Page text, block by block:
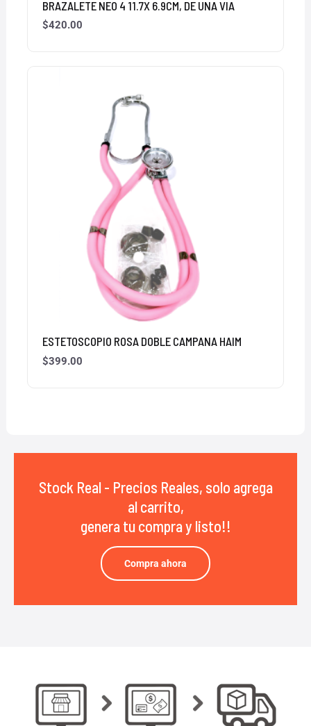
BRAZALETE NEO 4 11.7X 6.9CM, DE UNA VIA
$420.00
ESTETOSCOPIO ROSA DOBLE CAMPANA HAIM
$399.00
Stock Real - Precios Reales, solo agrega
al carrito,
genera tu compra y listo!!
Compra ahora